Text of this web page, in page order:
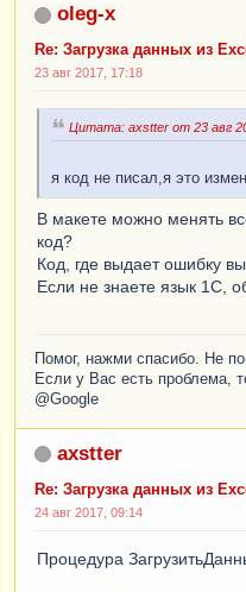
oleg-x
Re: Загрузка данных из
23 авг 2017, 17:18
Цитата: axstter от 23 авг
я код не писал,я это
В макете можно менять
код?
Код, где выдает ошибку
Если не знаете язык 1С,
Помог, нажми спасибо. Не
Если у Вас есть проблема,
@Google
axstter
Re: Загрузка данных из
24 авг 2017, 09:14
Процедура